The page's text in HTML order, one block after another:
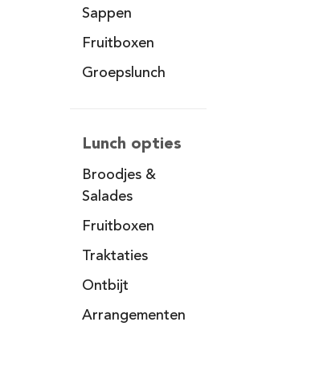
Sappen
Fruitboxen
Groepslunch
Lunch opties
Broodjes &
Salades
Fruitboxen
Traktaties
Ontbijt
Arrangementen